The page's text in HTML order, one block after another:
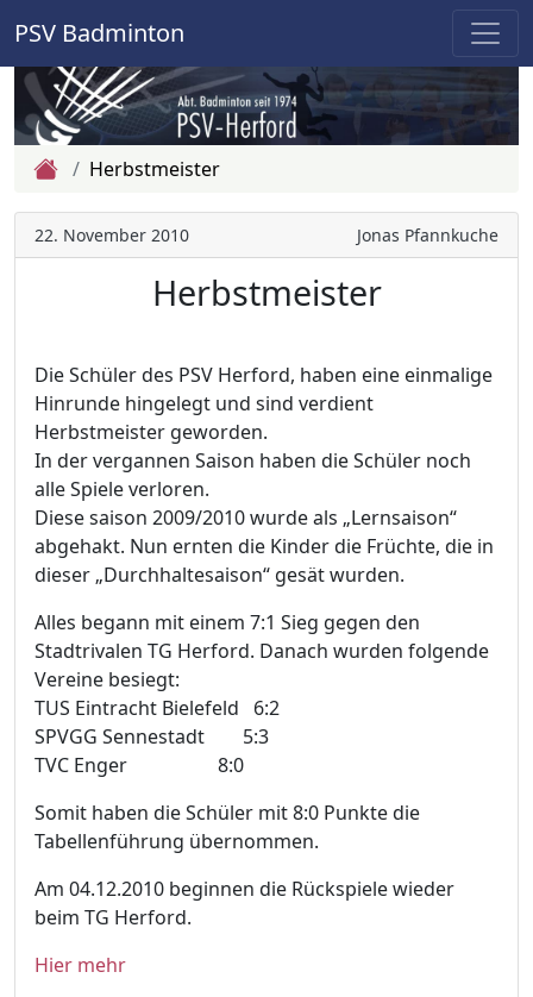
PSV Badminton
Zur Startseite
Herbstmeister
22. November 2010 Jonas Pfannkuche
Herbstmeister
Die Schüler des PSV Herford, haben eine einmalige
Hinrunde hingelegt und sind verdient
Herbstmeister geworden.
In der vergannen Saison haben die Schüler noch
alle Spiele verloren.
Diese saison 2009/2010 wurde als „Lernsaison“
abgehakt. Nun ernten die Kinder die Früchte, die in
dieser „Durchhaltesaison“ gesät wurden.
Alles begann mit einem 7:1 Sieg gegen den
Stadtrivalen TG Herford. Danach wurden folgende
Vereine besiegt:
TUS Eintracht Bielefeld 6:2
SPVGG Sennestadt 5:3
TVC Enger 8:0
Somit haben die Schüler mit 8:0 Punkte die
Tabellenführung übernommen.
Am 04.12.2010 beginnen die Rückspiele wieder
beim TG Herford.
Hier mehr